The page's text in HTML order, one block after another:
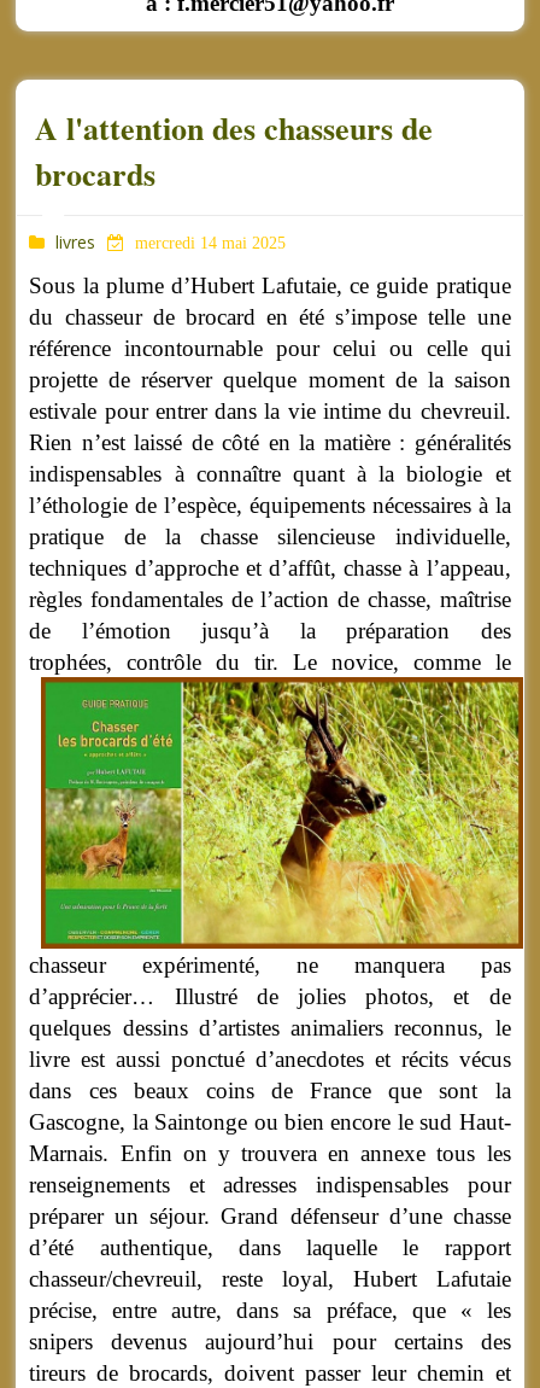
A l'attention des chasseurs de
brocards
livres mercredi 14 mai 2025
Sous la plume d’Hubert Lafutaie, ce guide pratique
du chasseur de brocard en été s’impose telle une
référence incontournable pour celui ou celle qui
projette de réserver quelque moment de la saison
estivale pour entrer dans la vie intime du chevreuil.
Rien n’est laissé de côté en la matière : généralités
indispensables à connaître quant à la biologie et
l’éthologie de l’espèce, équipements nécessaires à la
pratique de la chasse silencieuse individuelle,
techniques d’approche et d’affût, chasse à l’appeau,
règles fondamentales de l’action de chasse, maîtrise
de l’émotion jusqu’à la préparation des
trophées, contrôle du tir. Le novice, comme le
chasseur expérimenté, ne manquera pas
d’apprécier… Illustré de jolies photos, et de
quelques dessins d’artistes animaliers reconnus, le
livre est aussi ponctué d’anecdotes et récits vécus
dans ces beaux coins de France que sont la
Gascogne, la Saintonge ou bien encore le sud Haut-
Marnais. Enfin on y trouvera en annexe tous les
renseignements et adresses indispensables pour
préparer un séjour. Grand défenseur d’une chasse
d’été authentique, dans laquelle le rapport
chasseur/chevreuil, reste loyal, Hubert Lafutaie
précise, entre autre, dans sa préface, que « les
snipers devenus aujourd’hui pour certains des
tireurs de brocards, doivent passer leur chemin et